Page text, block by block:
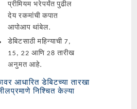
प्रीमियम भरेपर्यंत पुढील
देय रकमांची कपात
आपोआप थांबेल.
डेबिटसाठी महिन्याची 7,
15, 22 आणि 28 तारीख
अनुमत आहे.
आधारित डेबिटच्या तारखा
निश्चित केल्या